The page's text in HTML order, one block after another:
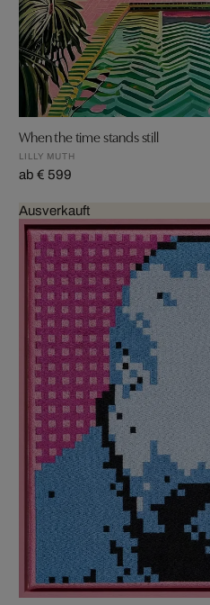
When the time stands still
LILLY MUTH
ab € 599
Ausverkauft